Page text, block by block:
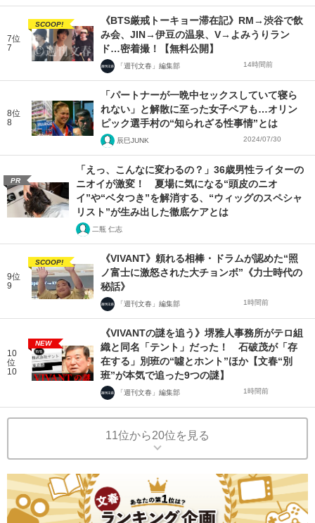
7位
7
SCOOP!
《BTS厳戒トーキョー滞在記》RM→渋谷で飲
み会、JIN→伊豆の温泉、V→よみうりラン
ド…密着撮！【無料公開】
「週刊文春」編集部 14時間前
8位
8
「パートナーが一晩中セックスしていて寝ら
れない」と解散に至った女子ペアも…オリン
ピック選手村の“知られざる性事情”とは
辰巳JUNK 2024/07/30
PR
「えっ、こんなに変わるの？」36歳男性ライターの
ニオイが激変！ 夏場に気になる“頭皮のニオ
イ”や“ベタつき”を解消する、“ウィッグのスペシャ
リスト”が生み出した徹底ケアとは
二瓶 仁志
9位
9
SCOOP!
《VIVANT》頼れる相棒・ドラムが認めた“照
ノ富士に激怒された大チョンボ”《力士時代の
秘話》
「週刊文春」編集部 1時間前
10
位
10
NEW
《VIVANTの謎を追う》堺雅人事務所がテロ組
織と同名「テント」だった！ 石破茂が「存
在する」別班の“噓とホント”ほか【文春“別
班”が本気で追った9つの謎】
「週刊文春」編集部 1時間前
11位から20位を見る